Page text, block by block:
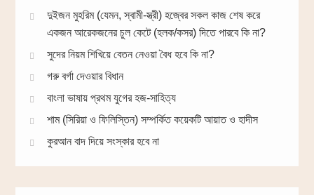
দুইজন মুহরিম (যেমন, স্বামী-স্ত্রী) হজ্বের সকল কাজ শেষ করে
একজন আরেকজনের চুল কেটে (হলক/কসর) দিতে পারবে কি না?
সুদের নিয়ম শিখিয়ে বেতন নেওয়া বৈধ হবে কি না?
গরু বর্গা দেওয়ার বিধান
বাংলা ভাষায় প্রথম যুগের হজ-সাহিত্য
শাম (সিরিয়া ও ফিলিস্তিন) সম্পর্কিত কয়েকটি আয়াত ও হাদীস
কুরআন বাদ দিয়ে সংস্কার হবে না